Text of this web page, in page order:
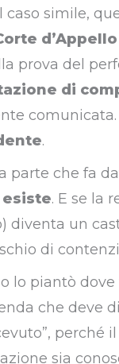
caso simile,
prova del
di
.
parte che fa
. E se la
diventa un
di
lo piantò
che deve
perché
sia